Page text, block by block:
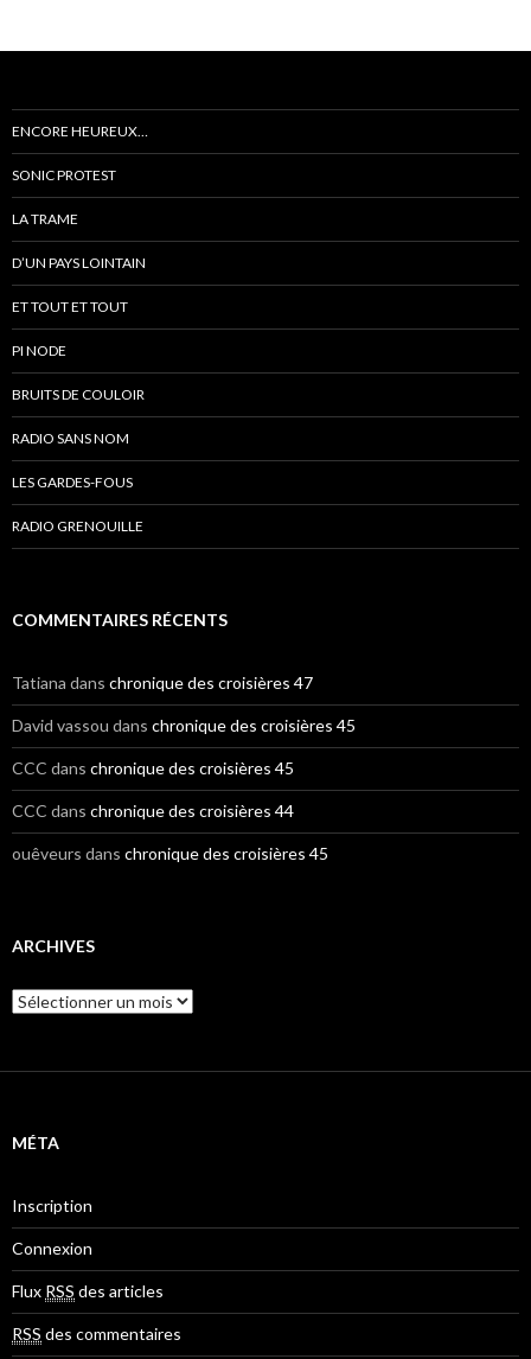
ENCORE HEUREUX…
SONIC PROTEST
LA TRAME
D’UN PAYS LOINTAIN
ET TOUT ET TOUT
PI NODE
BRUITS DE COULOIR
RADIO SANS NOM
LES GARDES-FOUS
RADIO GRENOUILLE
COMMENTAIRES RÉCENTS
Tatiana dans chronique des croisières 47
David vassou dans chronique des croisières 45
CCC dans chronique des croisières 45
CCC dans chronique des croisières 44
ouêveurs dans chronique des croisières 45
ARCHIVES
A
r
s
MÉTA
Inscription
Connexion
Flux RSS des articles
RSS des commentaires